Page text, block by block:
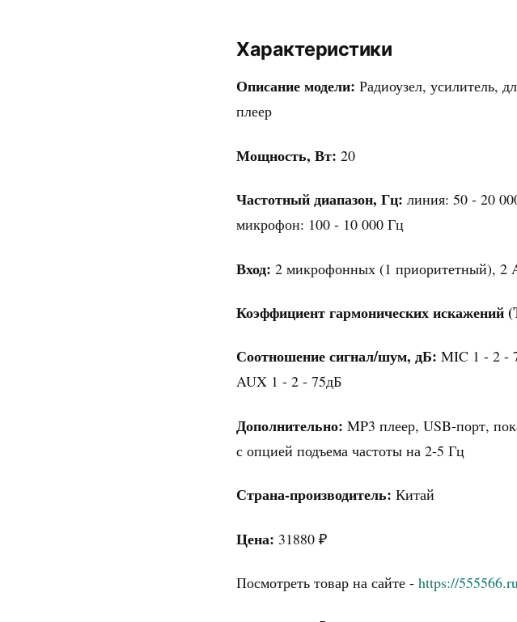
Характеристики
Описание модели: Радиоузел, усилитель,
плеер
Мощность, Вт: 20
Частотный диапазон, Гц: линия: 50 - 20
микрофон: 100 - 10 000 Гц
Вход: 2 микрофонных (1 приоритетный), 2
Коэффициент гармонических искажений
Соотношение сигнал/шум, дБ: MIC 1 - 2 -
AUX 1 - 2 - 75дБ
Дополнительно: MP3 плеер, USB-порт,
с опцией подъема частоты на 2-5 Гц
Страна-производитель: Китай
Цена: 31880 ₽
Посмотреть товар на сайте - https://